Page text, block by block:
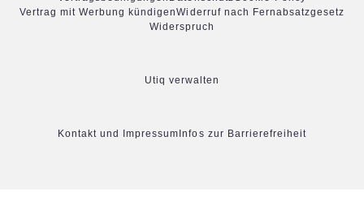
Vertrag mit Werbung kündigenWiderruf nach Fernabsatzgesetz
Widerspruch
Utiq verwalten
Kontakt und Impressum Infos zur Barrierefreiheit